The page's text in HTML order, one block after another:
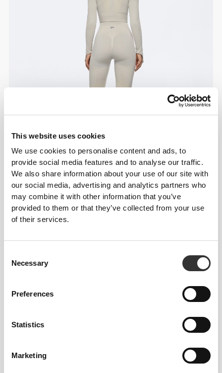
This website uses cookies
We use cookies to personalise content and ads, to
provide social media features and to analyse our traffic.
We also share information about your use of our site with
our social media, advertising and analytics partners who
may combine it with other information that you’ve
provided to them or that they’ve collected from your use
of their services.
Selection
Necessary
Preferences
Statistics
Marketing